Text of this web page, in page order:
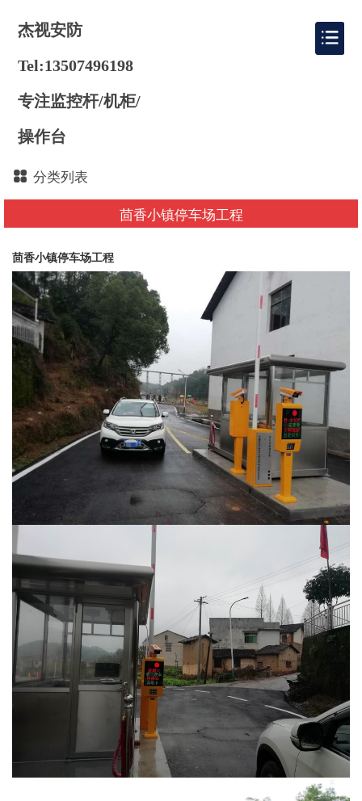
杰视安防
Tel:13507496198
专注监控杆/机柜/
操作台
分类列表
茴香小镇停车场工程
茴香小镇停车场工程